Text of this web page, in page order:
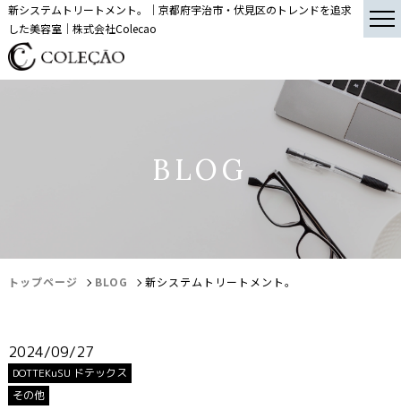
新システムトリートメント。｜京都府宇治市・伏見区のトレンドを追求
した美容室｜株式会社Colecao
BLOG
トップページ BLOG 新システムトリートメント。
2024/09/27
DOTTEKuSU ドテックス
その他